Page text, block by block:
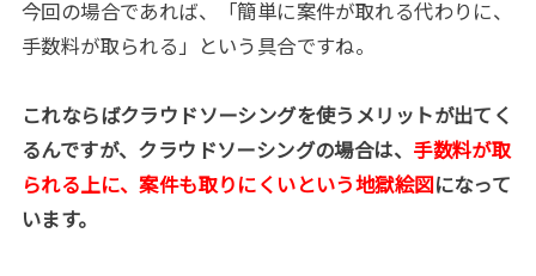
今回の場合であれば、「簡単に案件が取れる代わりに、
手数料が取られる」という具合ですね。
これならばクラウドソーシングを使うメリットが出てく
るんですが、クラウドソーシングの場合は、 手数料が取
られる上に、案件も取りにくいという地獄絵図 になって
います。